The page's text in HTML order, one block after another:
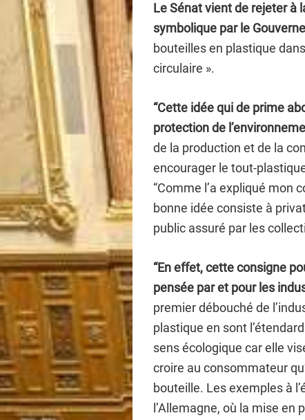
Le Sénat vient de rejeter à
symbolique par le
bouteilles en plastique
circulaire ».
“Cette idée qui de prime
protection de
de la production et de la
encourager le tout-
“Comme l’a expliqué mon
bonne idée consiste à
public assuré par les
“En effet, cette consigne
pensée par et pour les
premier débouché de
plastique en sont
sens écologique car elle
croire au consommateur
bouteille. Les exemples à
l’Allemagne, où la mise